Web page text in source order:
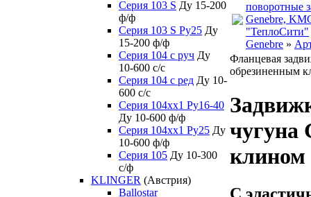
Серия 103 S Ду 15-200
ф/ф
Серия 103 S Ру25 Ду
15-200 ф/ф
Серия 104 с руч Ду
10-600 с/с
Серия 104 с ред Ду 10-
600 с/с
Серия 104xx1 Ру16-40
Ду 10-600 ф/ф
Серия 104xx1 Ру25 Ду
10-600 ф/ф
Серия 105 Ду 10-300
с/ф
KLINGER (Австрия)
Ballostar
поворотные
Genebre,
"ТеплоСити"
Genebre »
Фланцевая
обрезиненным
чугуна
клином